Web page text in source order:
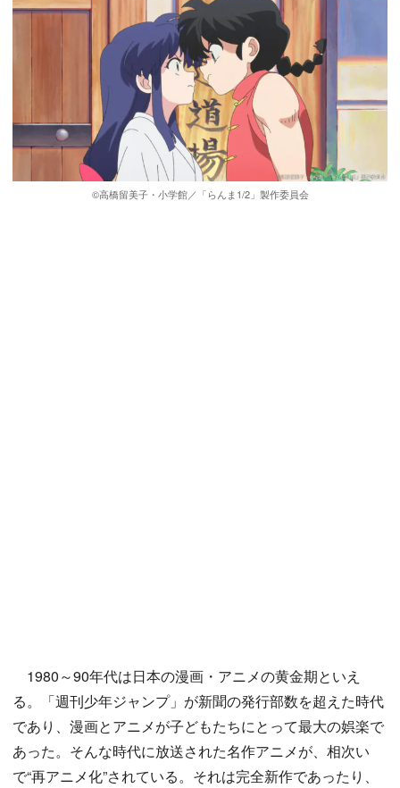
©高橋留美子・小学館／「らんま1/2」製作委員会
1980～90年代は日本の漫画・アニメの黄金期といえ
る。「週刊少年ジャンプ」が新聞の発行部数を超えた時代
であり、漫画とアニメが子どもたちにとって最大の娯楽で
あった。そんな時代に放送された名作アニメが、相次い
で“再アニメ化”されている。それは完全新作であったり、